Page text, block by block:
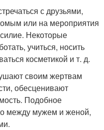
с друзьями,
или на мероприятия
Некоторые
учиться, носить
косметикой и т. д.
своим жертвам
обесценивают
Подобное
между мужем и женой,